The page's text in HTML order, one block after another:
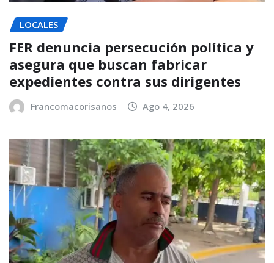
LOCALES
FER denuncia persecución política y
asegura que buscan fabricar
expedientes contra sus dirigentes
Francomacorisanos Ago 4, 2026